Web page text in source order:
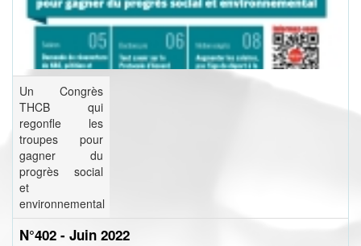
Un Congrès
THCB qui
regonfle les
troupes pour
gagner du
progrès social
et
environnemental
N°402 - Juin 2022